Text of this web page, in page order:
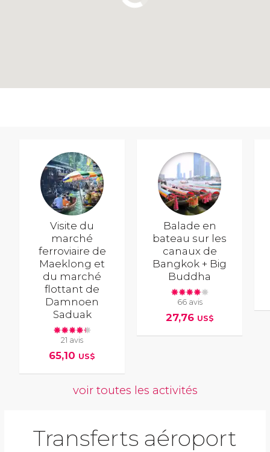
Visite du
marché
ferroviaire de
Maeklong et
du marché
flottant de
Damnoen
Saduak
21 avis
65,10 US$
Balade en
bateau sur les
canaux de
Bangkok + Big
Buddha
66 avis
27,76 US$
voir toutes les activités
Transferts aéroport